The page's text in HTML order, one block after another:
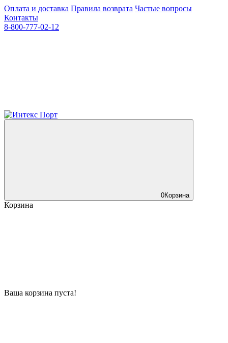
Оплата и доставка Правила возврата Частые вопросы
Контакты
8-800-777-02-12
0Корзина
Корзина
Ваша корзина пуста!